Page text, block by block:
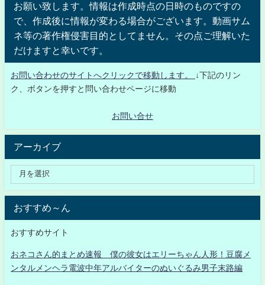
お願い致します。情報は作成時点の日時のものですの
で、作成後に情報が変わる場合がございます。動画サム
ネ等の著作権侵害目的としてません。その点ご理解いた
だけますと幸いです。
お問い合わせのサイトへクリックで移動します。
↓下記のリン
ク、ボタンを押すと問い合わせページに移動
お問い合せ
アーカイブ
おすすめ～ん
おすすめサイト
おネコさん的まとめ速報 僕の彼女はエリーちゃん人形！豆腐メ
ンタルメンヘラ電波中年アルバイターのぬいぐるみ男子末路編